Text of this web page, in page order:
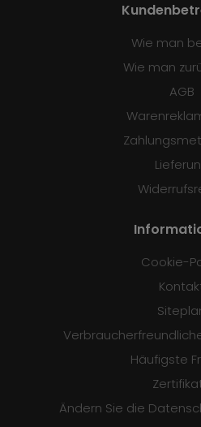
Wie man
Wie man
AGB
Cookie-
Häufigste
Ändern Sie die